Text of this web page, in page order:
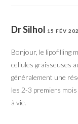
Dr Silhol 15 FÉV
Bonjour, le lipofilling
cellules graisseuses
généralement une
les 2-3 premiers
à vie.